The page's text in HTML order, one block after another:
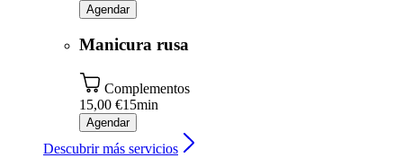
Agendar
Manicura rusa
Complementos
15,00 €15min
Agendar
Descubrir más servicios